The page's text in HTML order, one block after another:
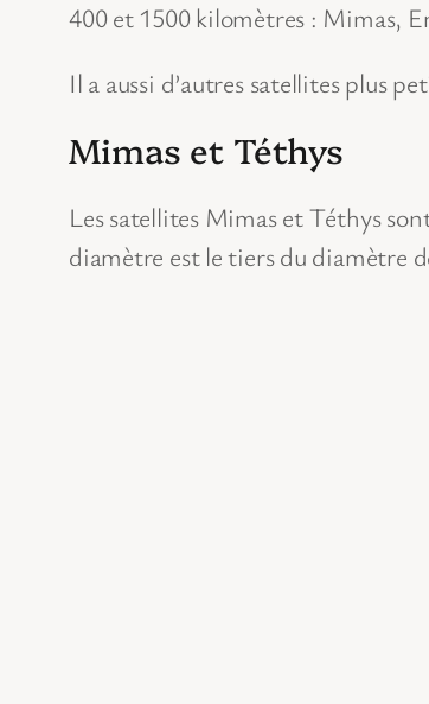
400 et 1500 kilomètres : Mimas,
Il a aussi d’autres satellites plus
Mimas et Téthys
Les satellites Mimas et Téthys
diamètre est le tiers du diamètre